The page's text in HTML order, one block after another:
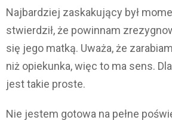
Najbardziej zaskakujący był
stwierdził, że powinnam
się jego matką. Uważa, że
niż opiekunka, więc to ma sens.
jest takie proste.
Nie jestem gotowa na pełne